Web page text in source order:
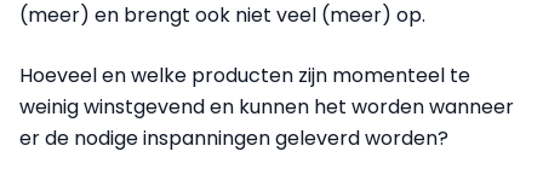
(meer) en brengt ook niet veel (meer) op.
Hoeveel en welke producten zijn momenteel te
weinig winstgevend en kunnen het worden wanneer
er de nodige inspanningen geleverd worden?